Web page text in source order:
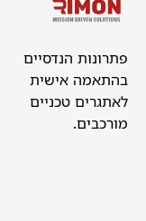
פתרונות הנדסיים
בהתאמה אישית
לאתגרים טכניים
מורכבים.